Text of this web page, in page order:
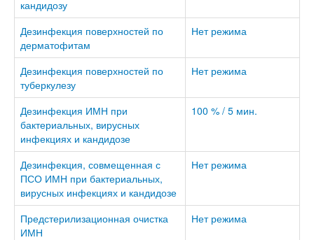
кандидозу
Дезинфекция поверхностей по
дерматофитам
Нет режима
Дезинфекция поверхностей по
туберкулезу
Нет режима
Дезинфекция ИМН при
бактериальных, вирусных
инфекциях и кандидозе
100 % / 5 мин.
Дезинфекция, совмещенная с
ПСО ИМН при бактериальных,
вирусных инфекциях и кандидозе
Нет режима
Предстерилизационная очистка
ИМН
Нет режима